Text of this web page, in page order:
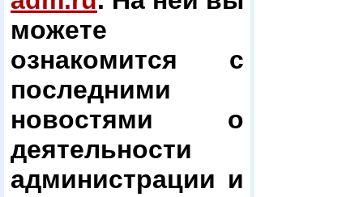
можете
ознакомится с
последними
новостями о
деятельности
администрации и